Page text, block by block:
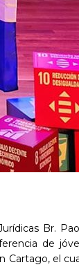
Br.
de
Cartago, el